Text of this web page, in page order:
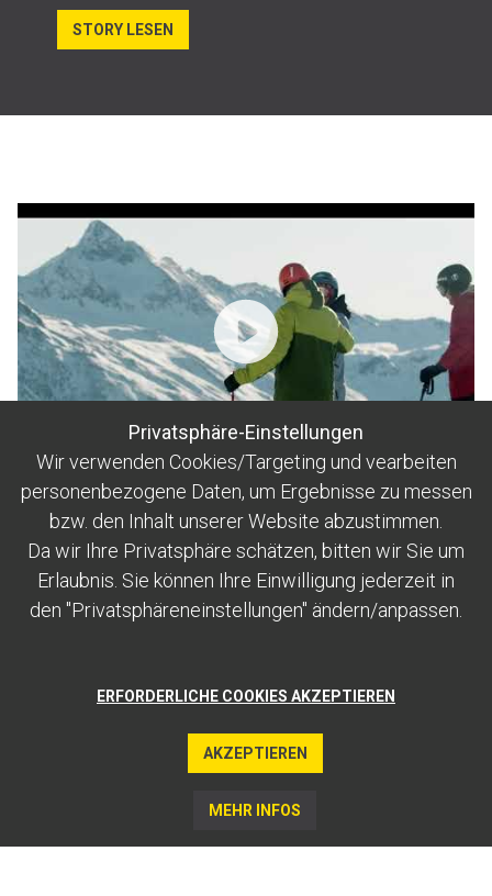
Privatsphäre-Einstellungen
Wir verwenden Cookies/Targeting und vearbeiten
personenbezogene Daten, um Ergebnisse zu messen
bzw. den Inhalt unserer Website abzustimmen.
Da wir Ihre Privatsphäre schätzen, bitten wir Sie um
Erlaubnis. Sie können Ihre Einwilligung jederzeit in
den "Privatsphäreneinstellungen" ändern/anpassen.
ERFORDERLICHE COOKIES AKZEPTIEREN
AKZEPTIEREN
MEHR INFOS
STORY LESEN
/01:31
KONTAKT
MOUNTAINS AG